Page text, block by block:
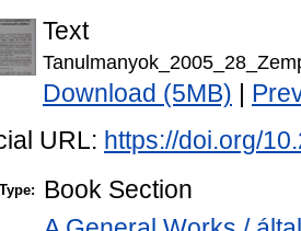
Text
Download (5MB)
URL: https://doi.org/
Book Section